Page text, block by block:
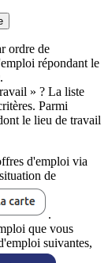
ordre de
répondant le
.
» ? La liste
Parmi
le lieu de travail
d'emploi via
de
.
que vous
suivantes,